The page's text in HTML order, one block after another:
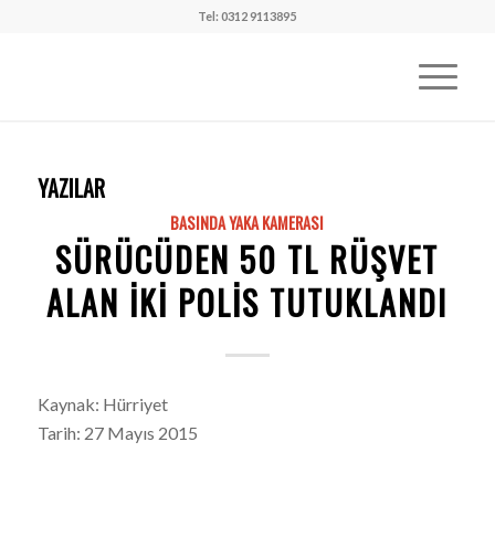
Tel: 0312 9113895
YAZILAR
BASINDA YAKA KAMERASI
SÜRÜCÜDEN 50 TL RÜŞVET
ALAN IKI POLIS TUTUKLANDI
Kaynak: Hürriyet
Tarih: 27 Mayıs 2015